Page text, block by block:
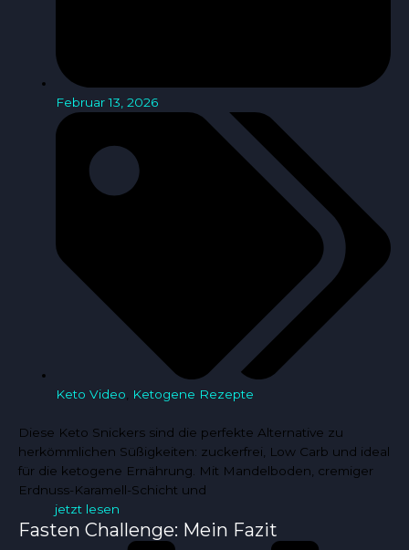
Februar 13, 2026
Keto Video Ketogene Rezepte
Diese Keto Snickers sind die perfekte Alternative zu
herkömmlichen Süßigkeiten: zuckerfrei, Low Carb und ideal
für die ketogene Ernährung. Mit Mandelboden, cremiger
Erdnuss-Karamell-Schicht und
jetzt lesen
Fasten Challenge: Mein Fazit